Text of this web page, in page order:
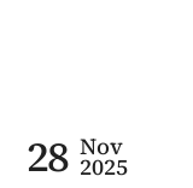
28 Nov
2025